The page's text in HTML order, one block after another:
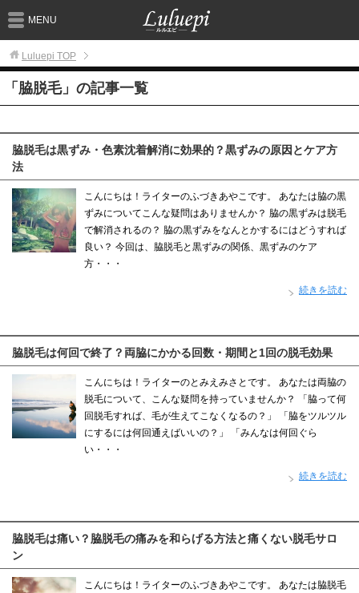
MENU
Luluepi TOP
「脇脱毛」の記事一覧
脇脱毛は黒ずみ・色素沈着解消に効果的？黒ずみの原因とケア方
法
こんにちは！ライターのふづきあやこです。 あなたは脇の黒
ずみについてこんな疑問はありませんか？ 脇の黒ずみは脱毛
で解消されるの？ 脇の黒ずみをなんとかするにはどうすれば
良い？ 今回は、脇脱毛と黒ずみの関係、黒ずみのケア
方・・・
続きを読む
脇脱毛は何回で終了？両脇にかかる回数・期間と1回の脱毛効果
こんにちは！ライターのとみえみさとです。 あなたは両脇の
脱毛について、こんな疑問を持っていませんか？ 「脇って何
回脱毛すれば、毛が生えてこなくなるの？」 「脇をツルツル
にするには何回通えばいいの？」 「みんなは何回ぐら
い・・・
続きを読む
脇脱毛は痛い？脇脱毛の痛みを和らげる方法と痛くない脱毛サロ
ン
こんにちは！ライターのふづきあやこです。 あなたは脇脱毛